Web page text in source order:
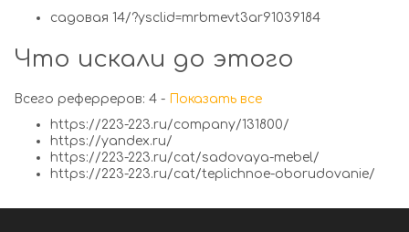
садовая 14/?ysclid=mrbmevt3ar91039184
Что искали до этого
Всего реферреров: 4 - Показать все
https://223-223.ru/company/131800/
https://yandex.ru/
https://223-223.ru/cat/sadovaya-mebel/
https://223-223.ru/cat/teplichnoe-oborudovanie/